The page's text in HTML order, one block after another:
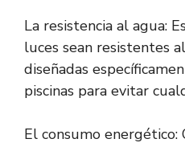
La resistencia al agua:
luces sean resistentes
diseñadas
piscinas para evitar
El consumo